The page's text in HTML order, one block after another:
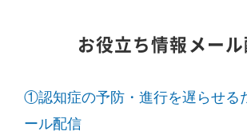
お役立ち情報メール
①認知症の予防・進行を遅らせる
ール配信